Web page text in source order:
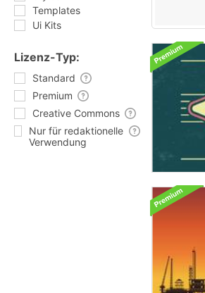
Templates
Ui Kits
Lizenz-Typ:
Standard
Premium
Creative Commons
Nur für redaktionelle
Verwendung